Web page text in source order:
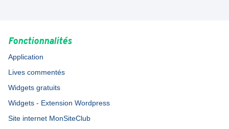
Fonctionnalités
Application
Lives commentés
Widgets gratuits
Widgets - Extension Wordpress
Site internet MonSiteClub